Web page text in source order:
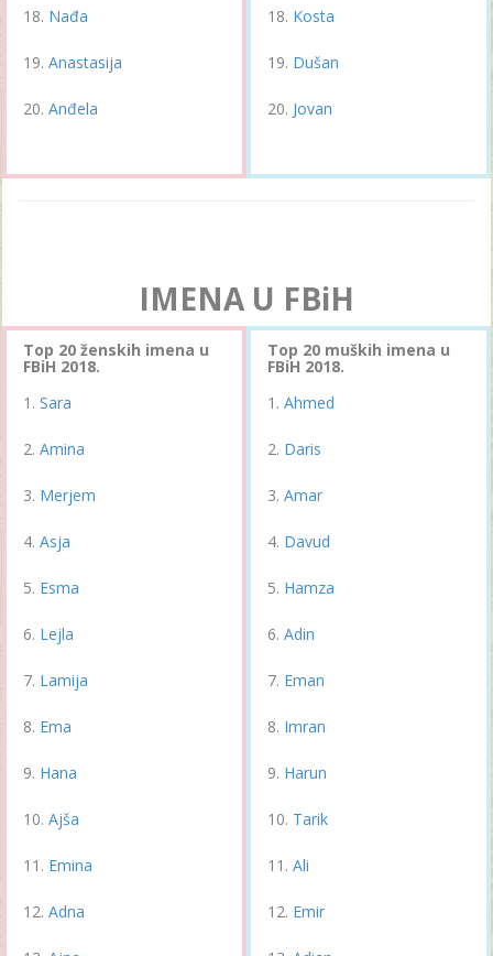
Nađa
Anastasija
Anđela
Kosta
Dušan
Jovan
IMENA U FBiH
Top 20 ženskih imena u
FBiH 2018.
Sara
Amina
Merjem
Asja
Esma
Lejla
Lamija
Ema
Hana
Ajša
Emina
Adna
Top 20 muških imena u
FBiH 2018.
Ahmed
Daris
Amar
Davud
Hamza
Adin
Eman
Imran
Harun
Tarik
Ali
Emir